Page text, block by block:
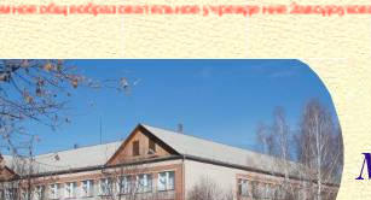
учреждение Заводоуковского